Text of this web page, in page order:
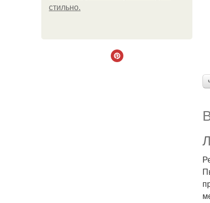
стильнo.